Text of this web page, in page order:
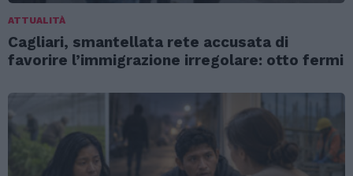
ATTUALITÀ
Cagliari, smantellata rete accusata di
favorire l’immigrazione irregolare: otto fermi